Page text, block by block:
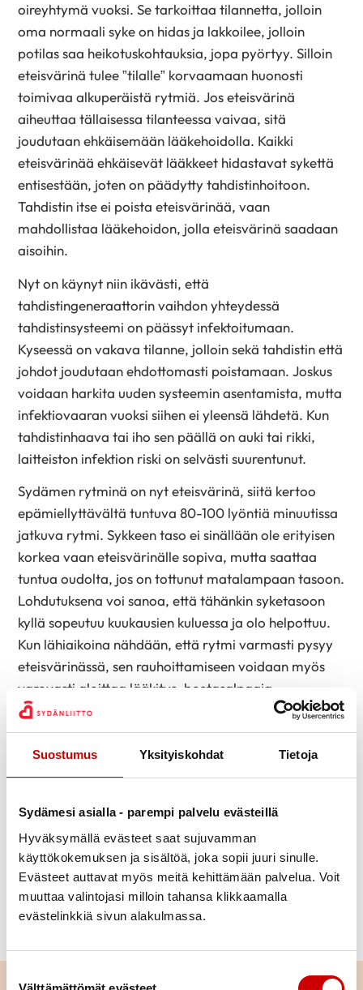
Suostumus Yksityiskohdat Tietoja
Sydämesi asialla - parempi palvelu evästeillä
Hyväksymällä evästeet saat sujuvamman
käyttökokemuksen ja sisältöä, joka sopii juuri sinulle.
Evästeet auttavat myös meitä kehittämään palvelua. Voit
muuttaa valintojasi milloin tahansa klikkaamalla
evästelinkkiä sivun alakulmassa.
oireyhtymä vuoksi. Se tarkoittaa tilannetta, jolloin
oma normaali syke on hidas ja lakkoilee, jolloin
potilas saa heikotuskohtauksia, jopa pyörtyy. Silloin
eteisvärinä tulee ”tilalle” korvaamaan huonosti
toimivaa alkuperäistä rytmiä. Jos eteisvärinä
aiheuttaa tällaisessa tilanteessa vaivaa, sitä
joudutaan ehkäisemään lääkehoidolla. Kaikki
eteisvärinää ehkäisevät lääkkeet hidastavat sykettä
entisestään, joten on päädytty tahdistinhoitoon.
Tahdistin itse ei poista eteisvärinää, vaan
mahdollistaa lääkehoidon, jolla eteisvärinä saadaan
aisoihin.
Nyt on käynyt niin ikävästi, että
tahdistingeneraattorin vaihdon yhteydessä
tahdistinsysteemi on päässyt infektoitumaan.
Kyseessä on vakava tilanne, jolloin sekä tahdistin että
johdot joudutaan ehdottomasti poistamaan. Joskus
voidaan harkita uuden systeemin asentamista, mutta
infektiovaaran vuoksi siihen ei yleensä lähdetä. Kun
tahdistinhaava tai iho sen päällä on auki tai rikki,
laitteiston infektion riski on selvästi suurentunut.
Sydämen rytminä on nyt eteisvärinä, siitä kertoo
epämiellyttävältä tuntuva 80-100 lyöntiä minuutissa
jatkuva rytmi. Sykkeen taso ei sinällään ole erityisen
korkea vaan eteisvärinälle sopiva, mutta saattaa
tuntua oudolta, jos on tottunut matalampaan tasoon.
Lohdutuksena voi sanoa, että tähänkin syketasoon
kyllä sopeutuu kuukausien kuluessa ja olo helpottuu.
Kun lähiaikoina nähdään, että rytmi varmasti pysyy
eteisvärinässä, sen rauhoittamiseen voidaan myös
varovasti aloittaa lääkitys, beetasalpaaja.
Todennäköisesti hoitavat lääkärit eivät ole vielä
lisänneet lääkitystä, koska ei olla oltu varmoja siitä,
ettei rytmi kääntyisi vielä itsestään takaisin
normaaliksi. Silloin ilman tahdistinta potilas saattaisi
Lähikuukaudet siis näyttävät, miten oireet
helpottavat ja rytmiä hidastavaa lääkitystä voidaan
lisätä. Normaaliin entiseen rytmiin ei kuitenkaan
enää näyttäisi olevan paluuta.